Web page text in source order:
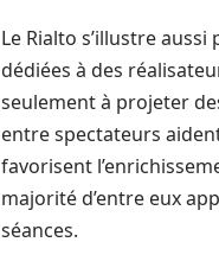
Le Rialto s’illustre
dédiées à des
seulement à projeter
entre spectateurs
favorisent
majorité d’entre eux
séances.